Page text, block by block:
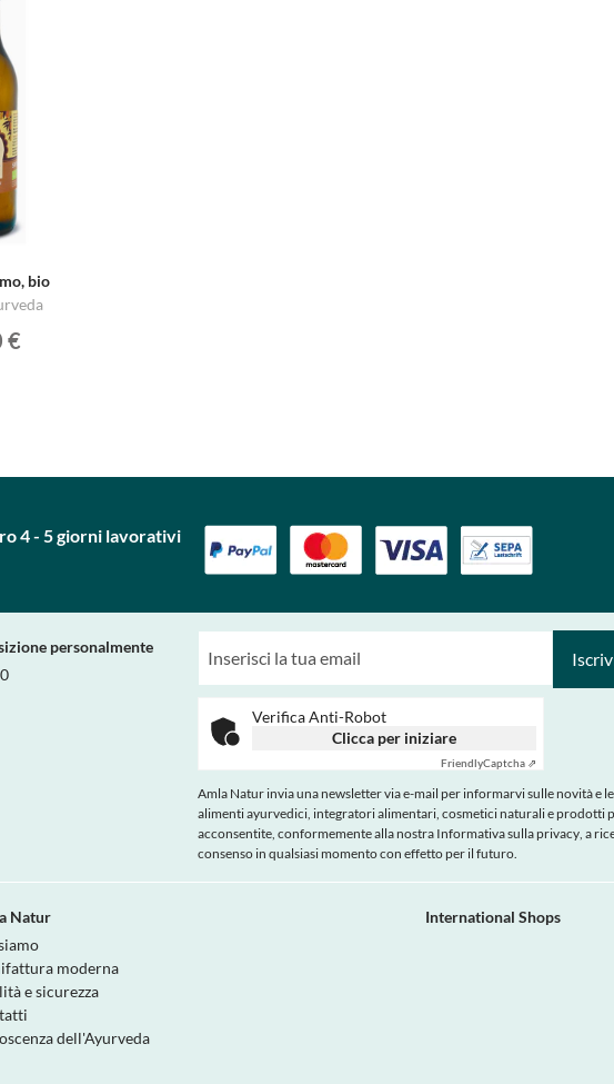
bio
€
4 - 5 giorni lavorativi
personalmente
Verifica Anti-Robot
Clicca per iniziare
FriendlyCaptcha ⇗
Amla Natur invia una newsletter via e-mail per informarvi sulle novità e
alimenti ayurvedici, integratori alimentari, cosmetici naturali e prodotti
acconsentite, conformemente alla nostra Informativa sulla privacy, a
consenso in qualsiasi momento con effetto per il futuro.
Natur
moderna
e sicurezza
dell'Ayurveda
International Shops